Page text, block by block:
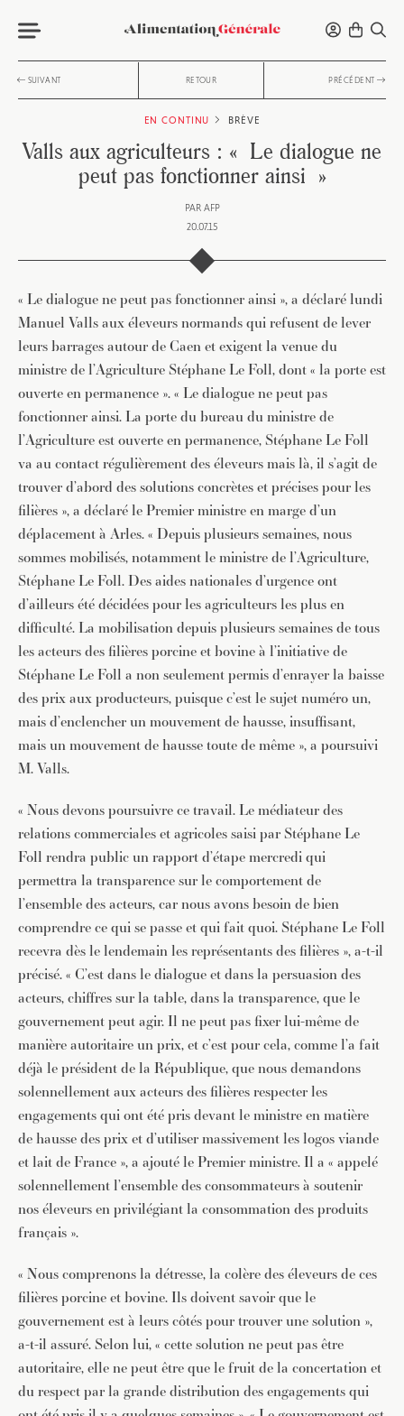
SUIVANT RETOUR PRÉCÉDENT
EN CONTINU BRÈVE
Valls aux agriculteurs : « Le dialogue ne
peut pas fonctionner ainsi »
PAR AFP
20.07.15
« Le dialogue ne peut pas fonctionner ainsi », a déclaré lundi
Manuel Valls aux éleveurs normands qui refusent de lever
leurs barrages autour de Caen et exigent la venue du
ministre de l’Agriculture Stéphane Le Foll, dont « la porte est
ouverte en permanence ». « Le dialogue ne peut pas
fonctionner ainsi. La porte du bureau du ministre de
l’Agriculture est ouverte en permanence, Stéphane Le Foll
va au contact régulièrement des éleveurs mais là, il s’agit de
trouver d’abord des solutions concrètes et précises pour les
filières », a déclaré le Premier ministre en marge d’un
déplacement à Arles. « Depuis plusieurs semaines, nous
sommes mobilisés, notamment le ministre de l’Agriculture,
Stéphane Le Foll. Des aides nationales d’urgence ont
d’ailleurs été décidées pour les agriculteurs les plus en
difficulté. La mobilisation depuis plusieurs semaines de tous
les acteurs des filières porcine et bovine à l’initiative de
Stéphane Le Foll a non seulement permis d’enrayer la baisse
des prix aux producteurs, puisque c’est le sujet numéro un,
mais d’enclencher un mouvement de hausse, insuffisant,
mais un mouvement de hausse toute de même », a poursuivi
M. Valls.
« Nous devons poursuivre ce travail. Le médiateur des
relations commerciales et agricoles saisi par Stéphane Le
Foll rendra public un rapport d’étape mercredi qui
permettra la transparence sur le comportement de
l’ensemble des acteurs, car nous avons besoin de bien
comprendre ce qui se passe et qui fait quoi. Stéphane Le Foll
recevra dès le lendemain les représentants des filières », a-t-il
précisé. « C’est dans le dialogue et dans la persuasion des
acteurs, chiffres sur la table, dans la transparence, que le
gouvernement peut agir. Il ne peut pas fixer lui-même de
manière autoritaire un prix, et c’est pour cela, comme l’a fait
déjà le président de la République, que nous demandons
solennellement aux acteurs des filières respecter les
engagements qui ont été pris devant le ministre en matière
de hausse des prix et d’utiliser massivement les logos viande
et lait de France », a ajouté le Premier ministre. Il a « appelé
solennellement l’ensemble des consommateurs à soutenir
nos éleveurs en privilégiant la consommation des produits
français ».
« Nous comprenons la détresse, la colère des éleveurs de ces
filières porcine et bovine. Ils doivent savoir que le
gouvernement est à leurs côtés pour trouver une solution »,
a-t-il assuré. Selon lui, « cette solution ne peut pas être
autoritaire, elle ne peut être que le fruit de la concertation et
du respect par la grande distribution des engagements qui